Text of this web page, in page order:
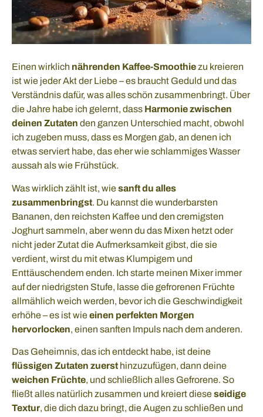
Einen wirklich nährenden Kaffee-Smoothiezu kreieren
ist wie jeder Akt der Liebe – es braucht Geduld und das
Verständnis dafür, was alles schön zusammenbringt. Über
die Jahre habe ich gelernt, dass Harmonie zwischen
deinen Zutaten den ganzen Unterschied macht, obwohl
ich zugeben muss, dass es Morgen gab, an denen ich
etwas serviert habe, das eher wie schlammiges Wasser
aussah als wie Frühstück.
Was wirklich zählt ist, wiesanft du alles
zusammenbringst. Du kannst die wunderbarsten
Bananen, den reichsten Kaffee und den cremigsten
Joghurt sammeln, aber wenn du das Mixen hetzt oder
nicht jeder Zutat die Aufmerksamkeit gibst, die sie
verdient, wirst du mit etwas Klumpigem und
Enttäuschendem enden. Ich starte meinen Mixer immer
auf der niedrigsten Stufe, lasse die gefrorenen Früchte
allmählich weich werden, bevor ich die Geschwindigkeit
erhöhe – es ist wieeinen perfekten Morgen
hervorlocken, einen sanften Impuls nach dem anderen.
Das Geheimnis, das ich entdeckt habe, ist deine
flüssigen Zutaten zuerst hinzuzufügen, dann deine
weichen Früchte, und schließlich alles Gefrorene. So
fließt alles natürlich zusammen und kreiert dieseseidige
Textur, die dich dazu bringt, die Augen zu schließen und